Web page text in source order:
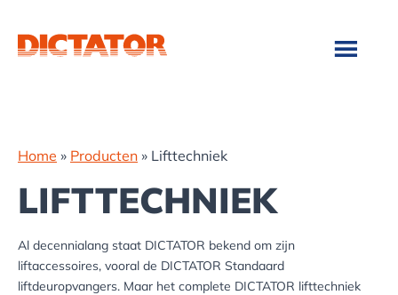
naar
naar
Home » Producten » Lifttechniek
LIFTTECHNIEK
Al decennialang staat DICTATOR bekend om zijn
liftaccessoires, vooral de DICTATOR Standaard
liftdeuropvangers. Maar het complete DICTATOR lifttechniek